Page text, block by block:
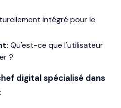
intégré pour le
Qu'est-ce que l'utilisateur
?
digital spécialisé dans